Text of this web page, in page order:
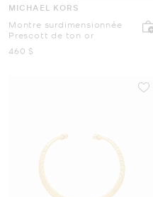
MICHAEL KORS
Montre surdimensionnée
Prescott de ton or
maintenant
460 $